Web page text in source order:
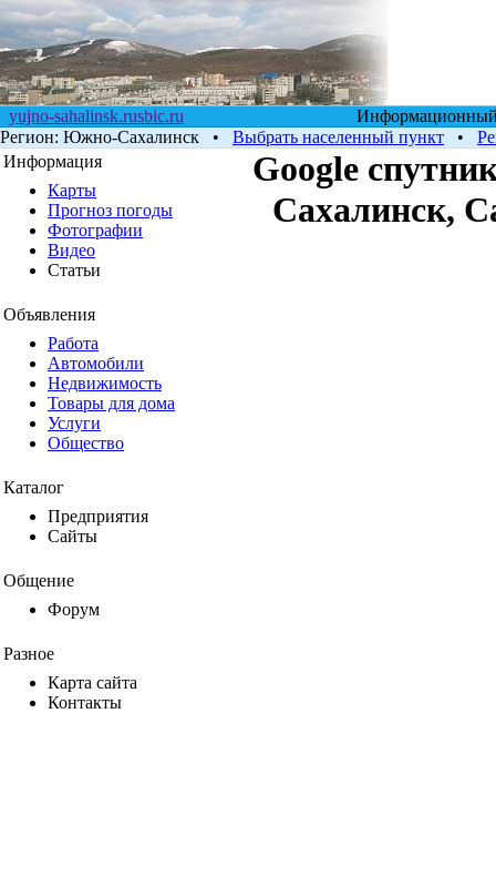
yujno-sahalinsk.rusbic.ru
Информационный
Регион: Южно-Сахалинск • Выбрать населенный пункт •
Информация
Карты
Прогноз погоды
Фотографии
Видео
Статьи
Объявления
Работа
Автомобили
Недвижимость
Товары для дома
Услуги
Общество
Каталог
Предприятия
Сайты
Общение
Форум
Разное
Карта сайта
Контакты
Google
Сахалинск,